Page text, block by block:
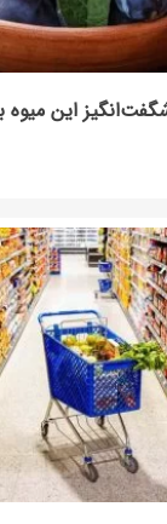
تهیه حلوای بحرینی؛ دسر
درباره خواص چای
تهیه مافین آلبالو با